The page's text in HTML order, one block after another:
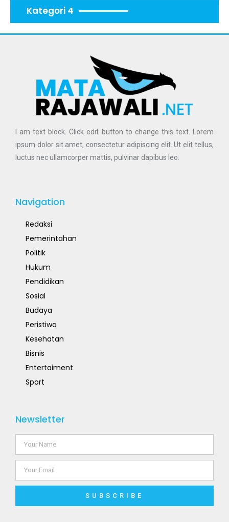
Kategori 4
I am text block. Click edit button to change this text. Lorem
ipsum dolor sit amet, consectetur adipiscing elit. Ut elit tellus,
luctus nec ullamcorper mattis, pulvinar dapibus leo.
Navigation
Redaksi
Pemerintahan
Politik
Hukum
Pendidikan
Sosial
Budaya
Peristiwa
Kesehatan
Bisnis
Entertaiment
Sport
Newsletter
SUBSCRIBE